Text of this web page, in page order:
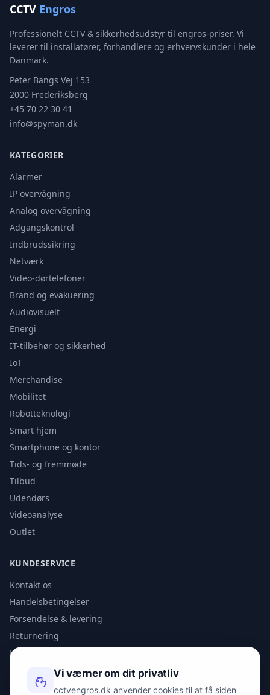
CCTV Engros
Professionelt CCTV & sikkerhedsudstyr til engros-priser. Vi
leverer til installatører, forhandlere og erhvervskunder i hele
Danmark.
Peter Bangs Vej 153
2000 Frederiksberg
+45 70 22 30 41
info@spyman.dk
KATEGORIER
Alarmer
IP overvågning
Analog overvågning
Adgangskontrol
Indbrudssikring
Netværk
Video-dørtelefoner
Brand og evakuering
Audiovisuelt
Energi
IT-tilbehør og sikkerhed
IoT
Merchandise
Mobilitet
Robotteknologi
Smart hjem
Smartphone og kontor
Tids- og fremmøde
Tilbud
Udendørs
Videoanalyse
Outlet
KUNDESERVICE
Kontakt os
Handelsbetingelser
Forsendelse & levering
Returnering
Privatlivspolitik
KONTAKT
Vi værner om dit privatliv
cctvengros.dk anvender cookies til at få siden